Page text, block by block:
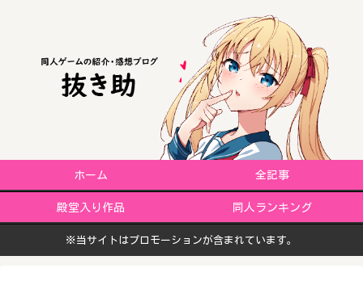
ホーム 全記事
殿堂入り作品 同人ランキング
※当サイトはプロモーションが含まれています。